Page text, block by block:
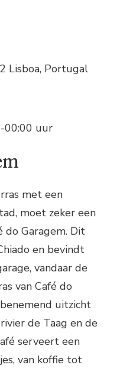
Lisboa, Portugal
00:00 uur
met een
moet zeker een
do Garagem. Dit
en bevindt
vandaar de
van Café do
uitzicht
de Taag en de
serveert een
van koffie tot